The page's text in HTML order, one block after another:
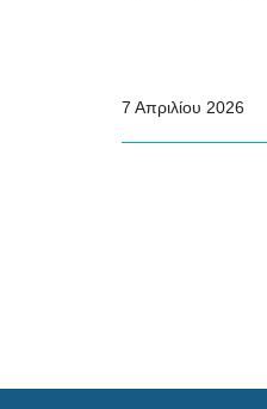
7 Απριλίου 2026